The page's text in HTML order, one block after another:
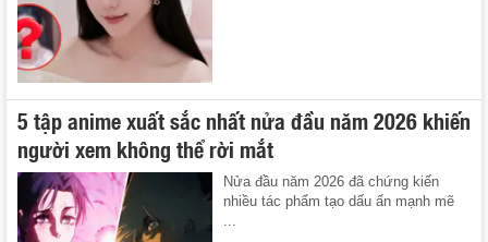
5 tập anime xuất sắc nhất nửa đầu năm 2026 khiến
người xem không thể rời mắt
Nửa đầu năm 2026 đã chứng kiến
nhiều tác phẩm tạo dấu ấn mạnh mẽ